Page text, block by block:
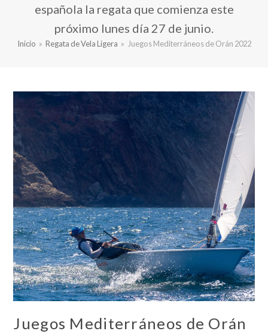
española la regata que comienza este
próximo lunes día 27 de junio.
Inicio » Regata de Vela Ligera » Juegos Mediterráneos de Orán 2022
Juegos Mediterráneos de Orán